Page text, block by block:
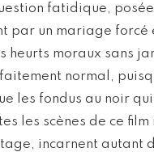
fatidique,
par un mariage forcé
heurts moraux sans
normal,
les fondus au noir
les scènes de ce
incarnent autant